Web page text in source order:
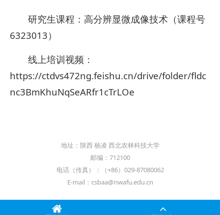
研究生课程：高分辨显微成像技术（课程号
6323013）
线上培训视频：
https://ctdvs472ng.feishu.cn/drive/folder/fldc
nc3BmKhuNqSeARfr1cTrLOe
地址：陕西 杨凌 西北农林科技大学
邮编：712100
电话（传真）：（+86）029-87080062
E-mail：csbaa@nwafu.edu.cn